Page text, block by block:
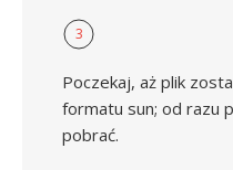
3
Poczekaj, aż plik
formatu sun; od razu
pobrać.